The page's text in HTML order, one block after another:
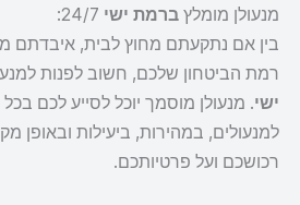
מנעולן מומלץ ברמת ישי 24/7:
בין אם נתקעתם מחוץ לבית, איבדתם
רמת הביטחון שלכם, חשוב לפנות
ישי. מנעולן מוסמך יוכל לסייע לכם
למנעולים, במהירות, ביעילות ובאופן
רכושכם ועל פרטיותכם.